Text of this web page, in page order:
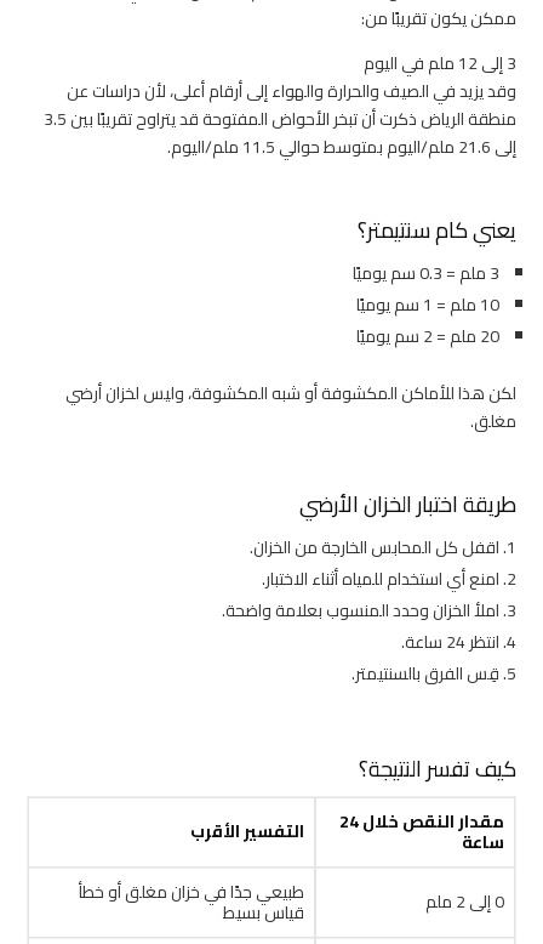
ممكن يكون تقريبًا من:
3 إلى 12 ملم في اليوم
وقد يزيد في الصيف والحرارة والهواء إلى أرقام أعلى، لأن دراسات عن
منطقة الرياض ذكرت أن تبخر الأحواض المفتوحة قد يتراوح تقريبًا بين 3.5
إلى 21.6 ملم/اليوم بمتوسط حوالي 11.5 ملم/اليوم.
يعني كام سنتيمتر؟
3 ملم = 0.3 سم يوميًا
10 ملم = 1 سم يوميًا
20 ملم = 2 سم يوميًا
لكن هذا للأماكن المكشوفة أو شبه المكشوفة، وليس لخزان أرضي
مغلق.
طريقة اختبار الخزان الأرضي
اقفل كل المحابس الخارجة من الخزان.
امنع أي استخدام للمياه أثناء الاختبار.
املأ الخزان وحدد المنسوب بعلامة واضحة.
انتظر 24 ساعة.
قِس الفرق بالسنتيمتر.
كيف تفسر النتيجة؟
مقدار النقص خلال 24
ساعة التفسير الأقرب
0 إلى 2 ملم طبيعي جدًا في خزان مغلق أو خطأ
قياس بسيط